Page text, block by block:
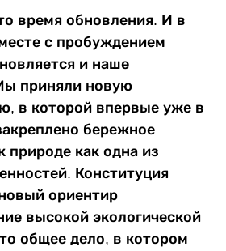
время обновления. И в
с пробуждением
и наше
приняли новую
в которой впервые уже в
бережное
природе как одна из
Конституция
ориентир
высокой экологической
общее дело, в котором